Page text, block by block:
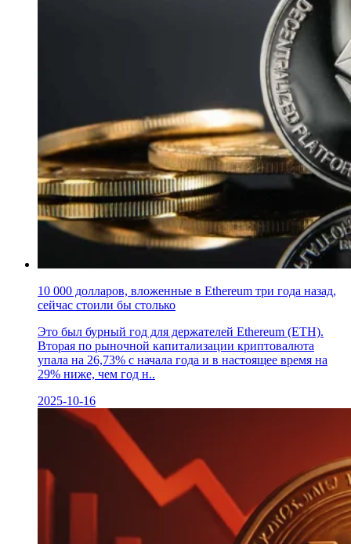
10 000 долларов, вложенные в Ethereum три года назад,
сейчас стоили бы столько
Это был бурный год для держателей Ethereum (ETH).
Вторая по рыночной капитализации криптовалюта
упала на 26,73% с начала года и в настоящее время на
29% ниже, чем год н..
2025-10-16